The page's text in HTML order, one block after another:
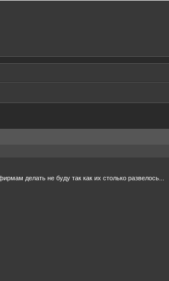
делать не буду так как их столько развелось...